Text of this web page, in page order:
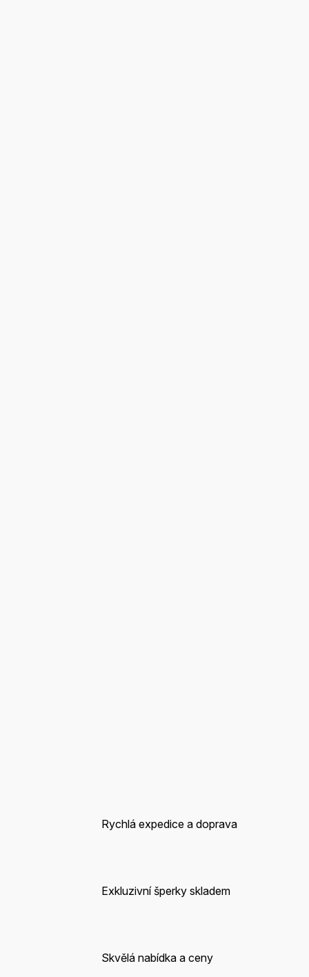
Rychlá expedice a doprava
Exkluzivní šperky skladem
Skvělá nabídka a ceny